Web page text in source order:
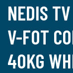
NEDIS
V-FOT
40KG